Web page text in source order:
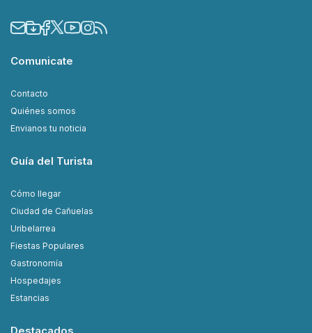
Comunicate
Contacto
Quiénes somos
Envianos tu noticia
Guía del Turista
Cómo llegar
Ciudad de Cañuelas
Uribelarrea
Fiestas Populares
Gastronomía
Hospedajes
Estancias
Destacados